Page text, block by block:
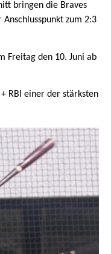
bringen die Braves
zum 2:3
Freitag den 10. Juni ab
RBI einer der stärksten